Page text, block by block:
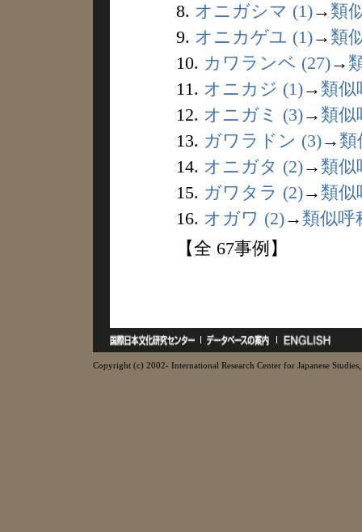
8. オニガシマ (1)→ 類
9. オニカゲユ (1)→ 類
10. カワランベ (27)→
11. オニカジ (1)→ 類似
12. オニガミ (3)→ 類似
13. ガワラドン (3)→ 類
14. オニガタ (2)→ 類似
15. ガワタラ (2)→ 類似
16. オガワ (2)→ 類似呼
【全 67事例】
Copyright (c) 2002- International Research Center for Japanese